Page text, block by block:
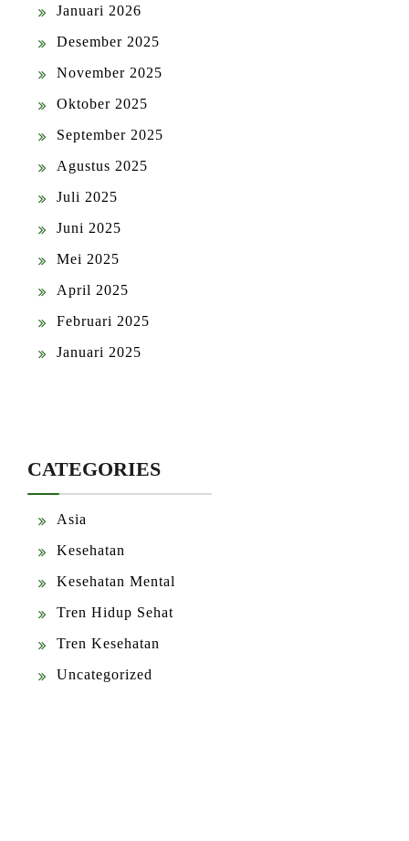
Januari 2026
Desember 2025
November 2025
Oktober 2025
September 2025
Agustus 2025
Juli 2025
Juni 2025
Mei 2025
April 2025
Februari 2025
Januari 2025
CATEGORIES
Asia
Kesehatan
Kesehatan Mental
Tren Hidup Sehat
Tren Kesehatan
Uncategorized